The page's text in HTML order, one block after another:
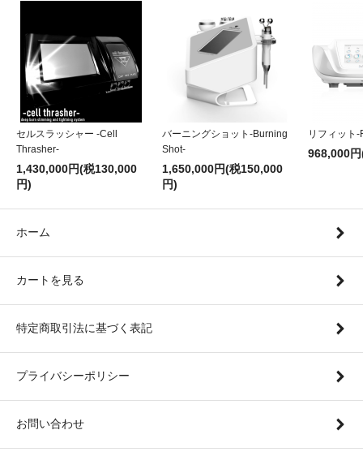
セルスラッシャー -Cell
Thrasher-
1,430,000円(税130,000
円)
バーニングショット-Burning
Shot-
1,650,000円(税150,000
円)
リフィット-
968,000
ホーム
カートを見る
特定商取引法に基づく表記
プライバシーポリシー
お問い合わせ